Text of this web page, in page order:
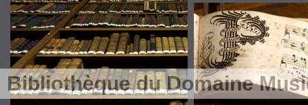
Bibliothèque du Domaine